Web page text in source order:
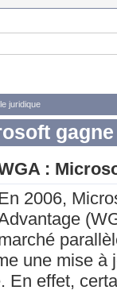
juridique
:
2006,
une mise à
En effet,